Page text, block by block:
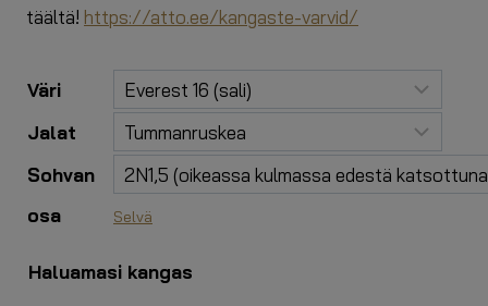
täältä! https://atto.ee/kangaste-varvid/
Väri
Jalat
Sohvan
osa
Selvä
Haluamasi kangas